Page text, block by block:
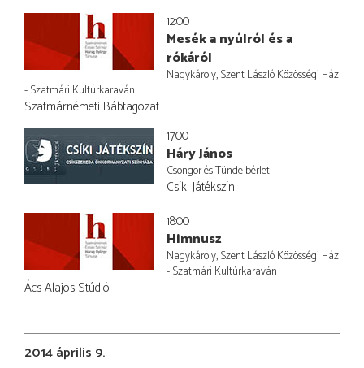
12:00
Mesék a nyúlról és a
rókáról
Nagykároly, Szent László Közösségi Ház
- Szatmári Kultúrkaraván
Szatmárnémeti Bábtagozat
17:00
Háry János
Csongor és Tünde bérlet
Csíki Játékszín
18:00
Himnusz
Nagykároly, Szent László Közösségi Ház
- Szatmári Kultúrkaraván
Ács Alajos Stúdió
2014 április 9.